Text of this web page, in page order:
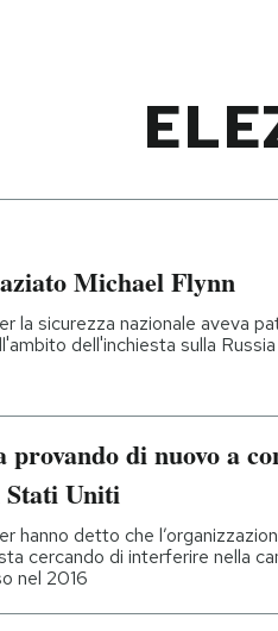
2026
Michael Flynn
la sicurezza nazionale aveva
dell'inchiesta sulla Russia
provando di nuovo a
Stati Uniti
hanno detto che
cercando di interferire nella
nel 2016